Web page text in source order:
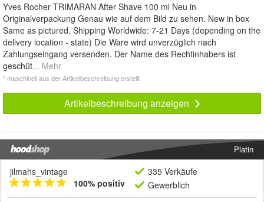
Yves Rocher TRIMARAN After Shave 100 ml Neu in
Originalverpackung Genau wie auf dem Bild zu sehen. New in box
Same as pictured. Shipping Worldwide: 7-21 Days (depending on the
delivery location - state) Die Ware wird unverzüglich nach
Zahlungseingang versenden. Der Name des Rechtinhabers ist
geschüt... Mehr
* maschinell aus der Artikelbeschreibung erstellt
Artikelbeschreibung anzeigen
Platin
jilmahs_vintage
100% positiv
335 Verkäufe
Gewerblich